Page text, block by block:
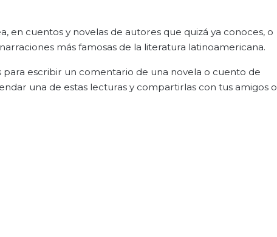
cuentos y novelas de autores que quizá ya conoces, o
más famosas de la literatura latinoamericana.
para escribir un comentario de una novela o cuento de
una de estas lecturas y compartirlas con tus amigos o